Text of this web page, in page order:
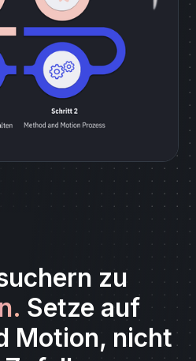
zu
Setze auf
Motion, nicht